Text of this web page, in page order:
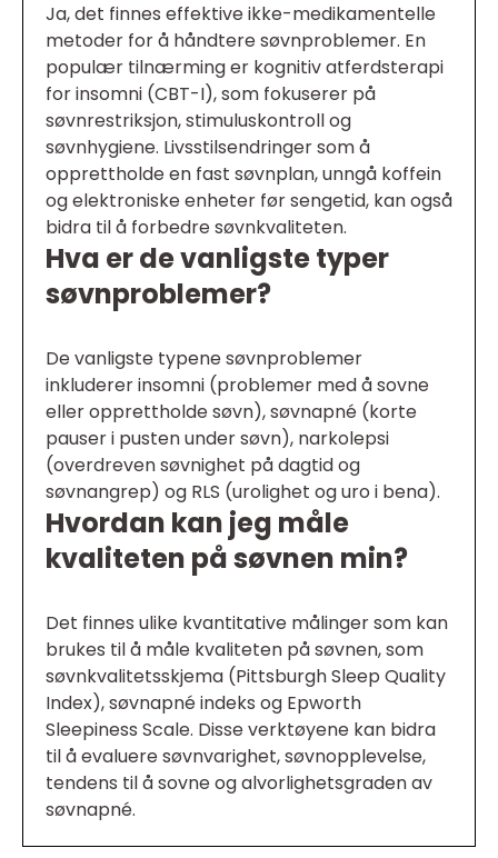
Ja, det finnes effektive ikke-medikamentelle
metoder for å håndtere søvnproblemer. En
populær tilnærming er kognitiv atferdsterapi
for insomni (CBT-I), som fokuserer på
søvnrestriksjon, stimuluskontroll og
søvnhygiene. Livsstilsendringer som å
opprettholde en fast søvnplan, unngå koffein
og elektroniske enheter før sengetid, kan også
bidra til å forbedre søvnkvaliteten.
Hva er de vanligste typer
søvnproblemer?
De vanligste typene søvnproblemer
inkluderer insomni (problemer med å sovne
eller opprettholde søvn), søvnapné (korte
pauser i pusten under søvn), narkolepsi
(overdreven søvnighet på dagtid og
søvnangrep) og RLS (urolighet og uro i bena).
Hvordan kan jeg måle
kvaliteten på søvnen min?
Det finnes ulike kvantitative målinger som kan
brukes til å måle kvaliteten på søvnen, som
søvnkvalitetsskjema (Pittsburgh Sleep Quality
Index), søvnapné indeks og Epworth
Sleepiness Scale. Disse verktøyene kan bidra
til å evaluere søvnvarighet, søvnopplevelse,
tendens til å sovne og alvorlighetsgraden av
søvnapné.